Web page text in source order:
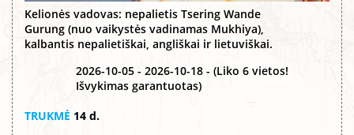
Kelionės vadovas: nepalietis Tsering Wande
Gurung (nuo vaikystės vadinamas Mukhiya),
kalbantis nepalietiškai, angliškai ir lietuviškai.
2026-10-05 - 2026-10-18 - (Liko 6 vietos!
Išvykimas garantuotas)
TRUKMĖ 14 d.